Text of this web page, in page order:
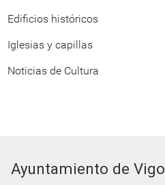
Edificios históricos
Iglesias y capillas
Noticias de Cultura
Ayuntamiento de Vigo